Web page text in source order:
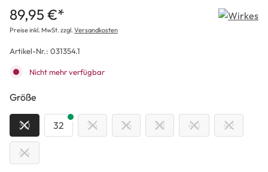
89,95 €*
Preise inkl. MwSt. zzgl.Versandkosten
Artikel-Nr.: 031354.1
Nicht mehr verfügbar
Größe
30 32 34 36 38 40 42
44